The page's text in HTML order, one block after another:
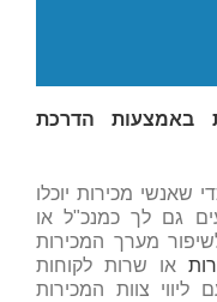
באמצעות הדרכת
שאנשי מכירות יוכלו
גם לך כמנכ"ל או
מערך המכירות
או שרות לקוחות
ליווי צוות המכירות